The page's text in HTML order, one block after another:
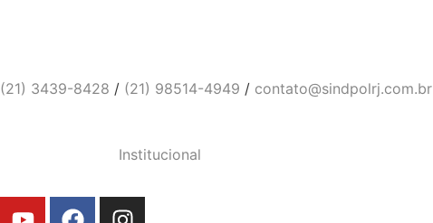
(21) 3439-8428 / (21) 98514-4949 / contato@sindpolrj.com.br
Institucional